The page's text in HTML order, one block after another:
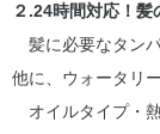
２.24時間対応！髪
髪に必要なタン
他に、ウォータリ
オイルタイプ・